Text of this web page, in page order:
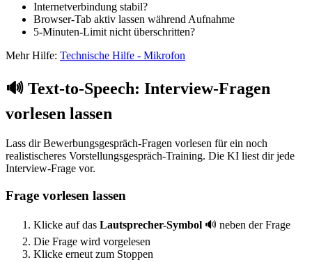
Internetverbindung stabil?
Browser-Tab aktiv lassen während Aufnahme
5-Minuten-Limit nicht überschritten?
Mehr Hilfe: Technische Hilfe - Mikrofon
🔊 Text-to-Speech: Interview-Fragen
vorlesen lassen
Lass dir Bewerbungsgespräch-Fragen vorlesen für ein noch
realistischeres Vorstellungsgespräch-Training. Die KI liest dir jede
Interview-Frage vor.
Frage vorlesen lassen
Klicke auf das Lautsprecher-Symbol 🔊 neben der Frage
Die Frage wird vorgelesen
Klicke erneut zum Stoppen